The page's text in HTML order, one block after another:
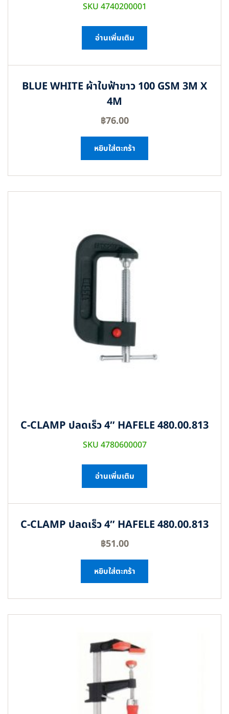
SKU 4740200001
อ่านเพิ่มเติม
BLUE WHITE ผ้าใบฟ้าขาว 100 GSM 3M X
4M
฿76.00
หยิบใส่ตะกร้า
C-CLAMP ปลดเร็ว 4″ HAFELE 480.00.813
SKU 4780600007
อ่านเพิ่มเติม
C-CLAMP ปลดเร็ว 4″ HAFELE 480.00.813
฿51.00
หยิบใส่ตะกร้า